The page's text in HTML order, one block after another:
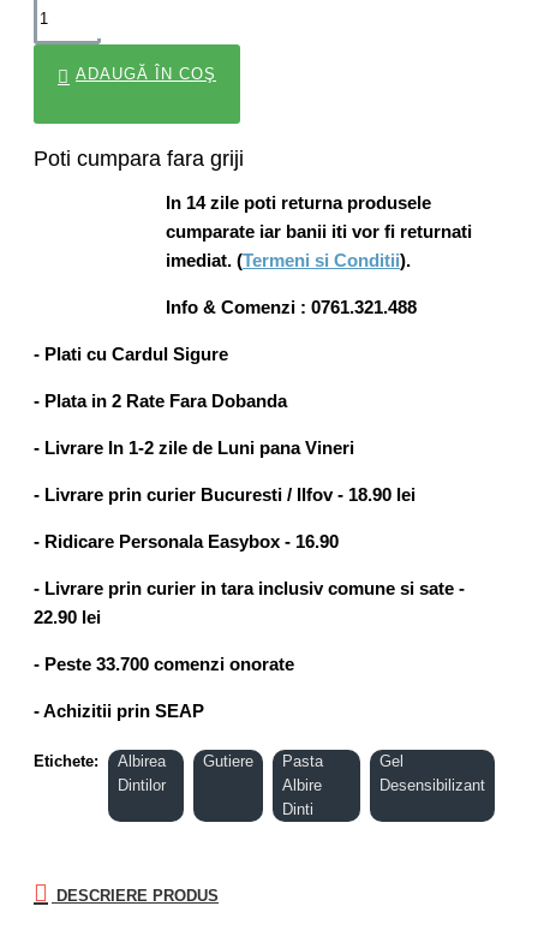
ADAUGĂ ÎN COŞ
Poti cumpara fara griji
In 14 zile poti returna produsele
cumparate iar banii iti vor fi returnati
imediat. (Termeni si Conditii).
Info & Comenzi : 0761.321.488
- Plati cu Cardul Sigure
- Plata in 2 Rate Fara Dobanda
- Livrare In 1-2 zile de Luni pana Vineri
- Livrare prin curier Bucuresti / Ilfov - 18.90 lei
- Ridicare Personala Easybox - 16.90
- Livrare prin curier in tara inclusiv comune si sate -
22.90 lei
- Peste 33.700 comenzi onorate
- Achizitii prin SEAP
Etichete:
Albirea
Dintilor
Gutiere
Pasta
Albire
Dinti
Gel
Desensibilizant
DESCRIERE PRODUS